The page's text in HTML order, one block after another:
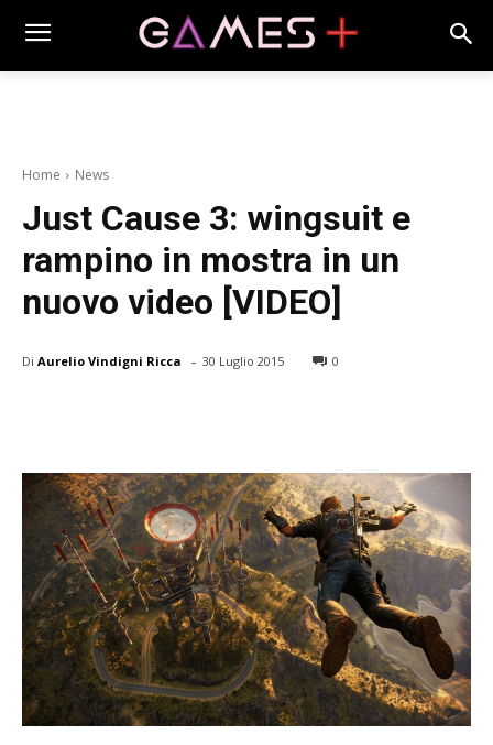
Home News
Just Cause 3: wingsuit e
rampino in mostra in un
nuovo video [VIDEO]
Di Aurelio Vindigni Ricca - 30 Luglio 2015 0